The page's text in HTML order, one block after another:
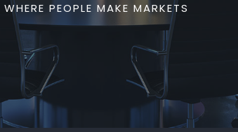
WHERE PEOPLE MAKE MARKETS